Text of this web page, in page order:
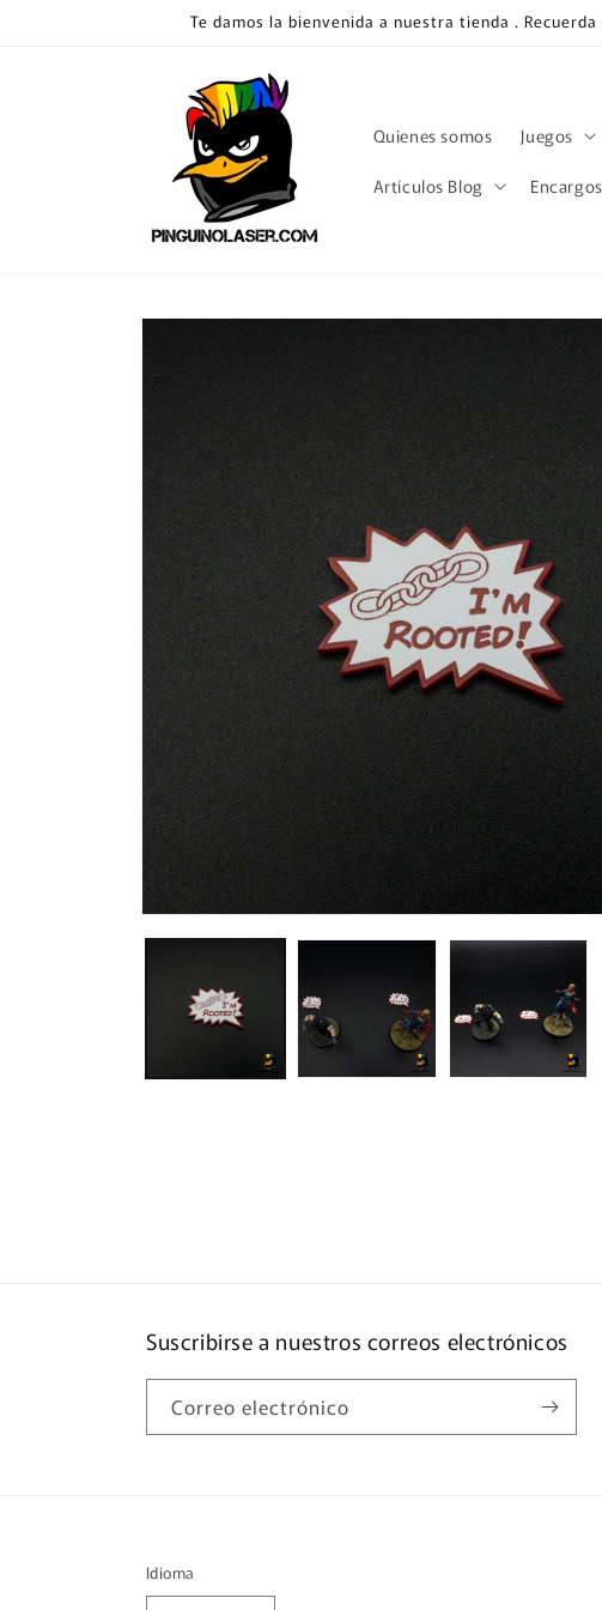
Te damos la bienvenida a nuestra tienda .
Quienes somos Juegos
Artículos Blog
directamente
Suscribirse a nuestros correos electrónicos
Correo electrónico
Idioma